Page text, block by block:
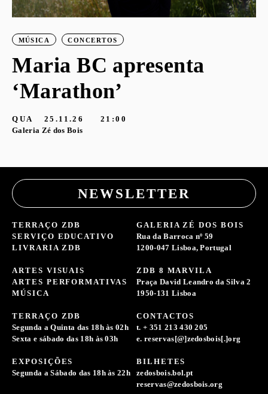
MÚSICA CONCERTOS
Maria BC apresenta
‘Marathon’
QUA 25.11.26
21:00
Galeria Zé dos Bois
NEWSLETTER
TERRAÇO ZDB
SERVIÇO EDUCATIVO
LIVRARIA ZDB
ARTES VISUAIS
ARTES PERFORMATIVAS
MÚSICA
GALERIA ZÉ DOS BOIS
Rua da Barroca nº 59
1200-047 Lisboa, Portugal
ZDB 8 MARVILA
Praça David Leandro da Silva 2
1950-131 Lisboa
TERRAÇO ZDB
Segunda a Quinta das 18h às 02h
Sexta e sábado das 18h às 03h
EXPOSIÇÕES
Segunda a Sábado das 18h às 22h
CONTACTOS
t. + 351 213 430 205
e. reservas[@]zedosbois[.]org
BILHETES
zedosbois.bol.pt
reservas@zedosbois.org